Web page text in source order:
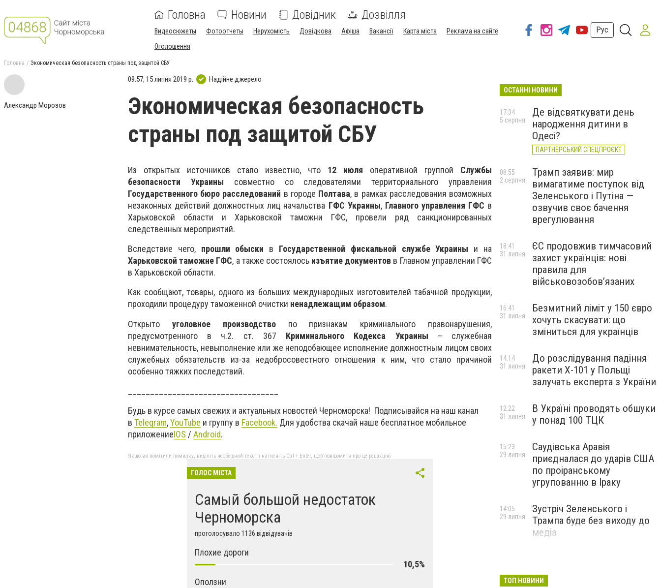
Головна Новини Довідник Дозвілля
Видеосюжеты Фотоотчеты Нерухомість Довідкова Афіша Вакансії Карта міста
Реклама на сайте
Оголошення
Рус
Головна Экономическая безопасность страны под защитой СБУ
Александр Морозов
09:57, 15 липня 2019 р. Надійне джерело
Экономическая безопасность
страны под защитой СБУ
Из открытых источников стало известно, что 12 июля оперативной группой Службы
безопасности Украины совместно со следователями территориального управления
Государственного бюро расследований в городе Полтава, в рамках расследования возможных
незаконных действий должностных лиц начальства ГФС Украины, Главного управления ГФС в
Харьковской области и Харьковской таможни ГФС, провели ряд санкционированных
следственных мероприятий.
Вследствие чего, прошли обыски в Государственной фискальной службе Украины и на
Харьковской таможне ГФС, а также состоялось изъятие документов в Главном управлении ГФС
в Харьковской области.
Как сообщают, товары, одного из больших международных изготовителей табачной продукции,
проходили процедуру таможенной очистки ненадлежащим образом.
Открыто уголовное производствопо признакам криминального правонарушения,
предусмотренного в ч.2. ст. 367 Криминального Кодекса Украины – служебная
невнимательность, невыполнение или же неподобающее исполнение должностным лицом своих
служебных обязательств из-за недобросовестного отношения к ним, что стало причиной
особенно тяжких последствий.
Будь в курсе самых свежих и актуальных новостей Черноморска! Подписывайся на наш канал
в Telegram,YouTube и группу в Facebook. Для удобства скачай наше бесплатное мобильное
приложениеIOS / Android.
Якщо ви помітили помилку, виділіть необхідний текст і натисніть Ctrl + Enter, щоб повідомити про це редакцію
ГОЛОС МІСТА
Самый большой недостаток
Черноморска
проголосувало 1136 відвідувачів
Плохие дороги
10,5%
Оползни
ОСТАННІ НОВИНИ
Де відсвяткувати день
народження дитини в
Одесі?
ПАРТНЕРСЬКИЙ СПЕЦПРОЄКТ
17:34
5 серпня
Трамп заявив: мир
вимагатиме поступок від
Зеленського і Путіна —
озвучив своє бачення
врегулювання
08:55
2 серпня
ЄС продовжив тимчасовий
захист українців: нові
правила для
військовозобов’язаних
18:41
31 липня
Безмитний ліміт у 150 євро
хочуть скасувати: що
зміниться для українців
16:41
31 липня
До розслідування падіння
ракети Х-101 у Польщі
залучать експерта з України
14:14
31 липня
В Україні проводять обшуки
у понад 100 ТЦК
12:22
31 липня
Саудівська Аравія
приєдналася до ударів США
по проіранському
угрупованню в Іраку
15:23
29 липня
Зустріч Зеленського і
Трампа буде без виходу до
медіа
14:05
29 липня
ТОП НОВИНИ